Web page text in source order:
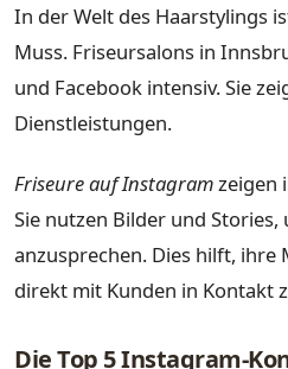
In der Welt des Haarstylings
Muss. Friseursalons in
und Facebook intensiv. Sie
Dienstleistungen.
Friseure auf Instagramzeigen
Sie nutzen Bilder und Stories,
anzusprechen. Dies hilft, ihre
direkt mit Kunden in Kontakt
Die Top 5 Instagram-